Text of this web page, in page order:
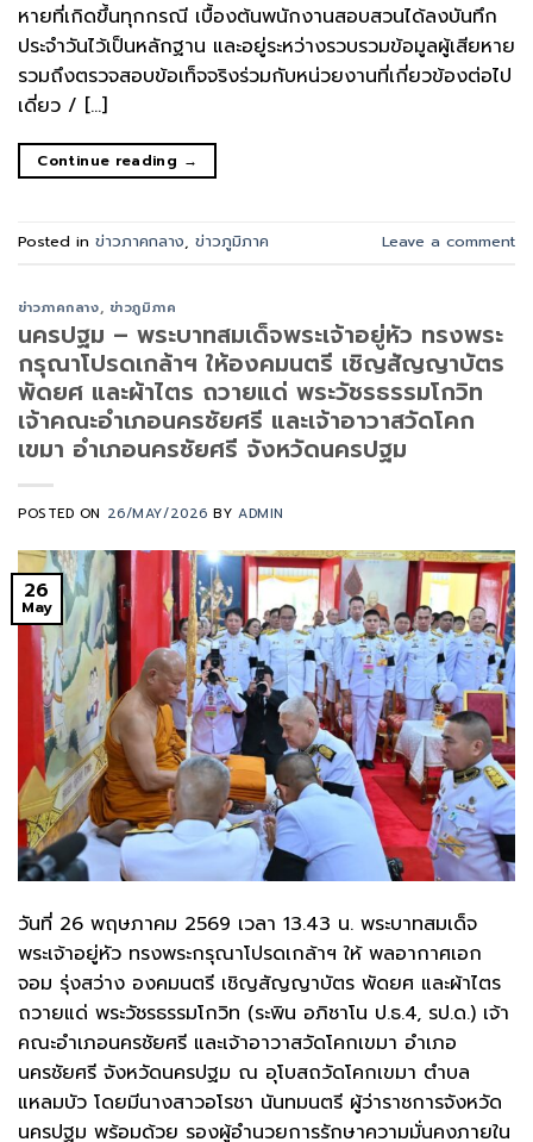
หายที่เกิดขึ้นทุกกรณี เบื้องต้นพนักงานสอบสวนได้ลงบันทึก
ประจำวันไว้เป็นหลักฐาน และอยู่ระหว่างรวบรวมข้อมูลผู้เสียหาย
รวมถึงตรวจสอบข้อเท็จจริงร่วมกับหน่วยงานที่เกี่ยวข้องต่อไป
เดี่ยว / […]
Continue reading →
Posted in ข่าวภาคกลาง, ข่าวภูมิภาค Leave a comment
ข่าวภาคกลาง, ข่าวภูมิภาค
นครปฐม – พระบาทสมเด็จพระเจ้าอยู่หัว ทรงพระ
กรุณาโปรดเกล้าฯ ให้องคมนตรี เชิญสัญญาบัตร
พัดยศ และผ้าไตร ถวายแด่ พระวัชรธรรมโกวิท
เจ้าคณะอำเภอนครชัยศรี และเจ้าอาวาสวัดโคก
เขมา อำเภอนครชัยศรี จังหวัดนครปฐม
POSTED ON 26/MAY/2026 BYADMIN
26
May
วันที่ 26 พฤษภาคม 2569 เวลา 13.43 น. พระบาทสมเด็จ
พระเจ้าอยู่หัว ทรงพระกรุณาโปรดเกล้าฯ ให้ พลอากาศเอก
จอม รุ่งสว่าง องคมนตรี เชิญสัญญาบัตร พัดยศ และผ้าไตร
ถวายแด่ พระวัชรธรรมโกวิท (ระพิน อภิชาโน ป.ธ.4, รป.ด.) เจ้า
คณะอำเภอนครชัยศรี และเจ้าอาวาสวัดโคกเขมา อำเภอ
นครชัยศรี จังหวัดนครปฐม ณ อุโบสถวัดโคกเขมา ตำบล
แหลมบัว โดยมีนางสาวอโรชา นันทมนตรี ผู้ว่าราชการจังหวัด
นครปฐม พร้อมด้วย รองผู้อำนวยการรักษาความมั่นคงภายใน